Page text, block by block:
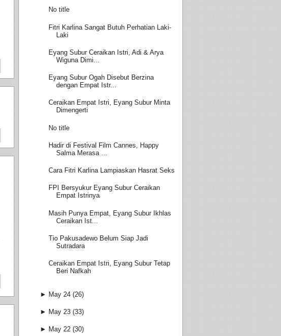
No title
Fitri Karlina Sangat Butuh Perhatian Laki-
Laki
Eyang Subur Ceraikan Istri, Adi & Arya
Wiguna Dimi...
Eyang Subur Ogah Disebut Berzina
dengan Empat Istr...
Ceraikan Empat Istri, Eyang Subur Minta
Dimengerti
No title
Hadir di Festival Film Cannes, Happy
Salma Merasa ...
Cara Fitri Karlina Lampiaskan Hasrat Seks
FPI Bersyukur Eyang Subur Ceraikan
Empat Istrinya
Masih Punya Empat, Eyang Subur Ikhlas
Ceraikan Ist...
Tio Pakusadewo Belum Siap Jadi
Sutradara
Ceraikan Empat Istri, Eyang Subur Tetap
Beri Nafkah
► May 24 (26)
► May 23 (33)
► May 22 (30)